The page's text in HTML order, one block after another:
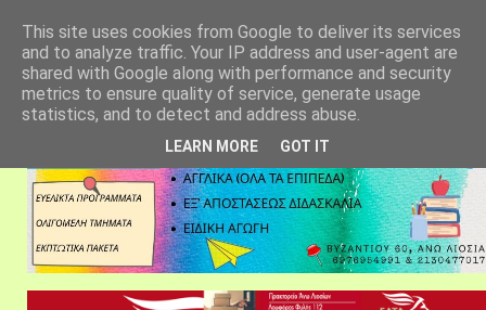
This site uses cookies from Google to deliver its services
and to analyze traffic. Your IP address and user-agent are
shared with Google along with performance and security
metrics to ensure quality of service, generate usage
statistics, and to detect and address abuse.
LEARN MORE GOT IT